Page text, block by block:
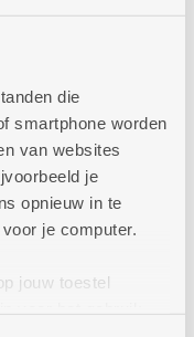
die
smartphone worden
van websites
je
opnieuw in te
je computer.
jouw toestel
auto, een bus,